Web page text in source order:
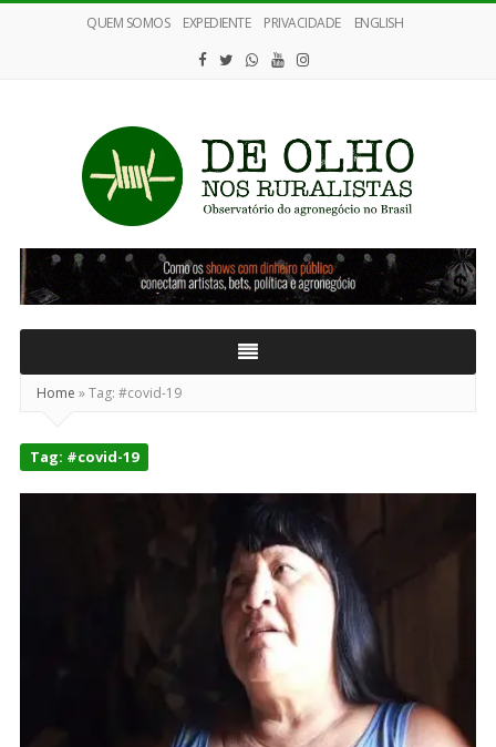
QUEM SOMOS EXPEDIENTE PRIVACIDADE ENGLISH
De
Olho
nos
Home »Tag: #covid-19
Tag: #covid-19